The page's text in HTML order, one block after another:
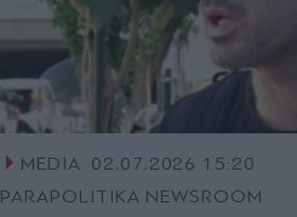
MEDIA 02.07.2026 15:20
PARAPOLITIKA NEWSROOM